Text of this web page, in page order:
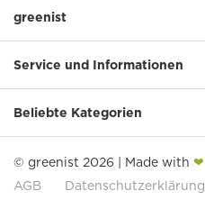
greenist
Service und Informationen
Beliebte Kategorien
© greenist 2026 | Made with ❤
AGB
Datenschutzerklärung